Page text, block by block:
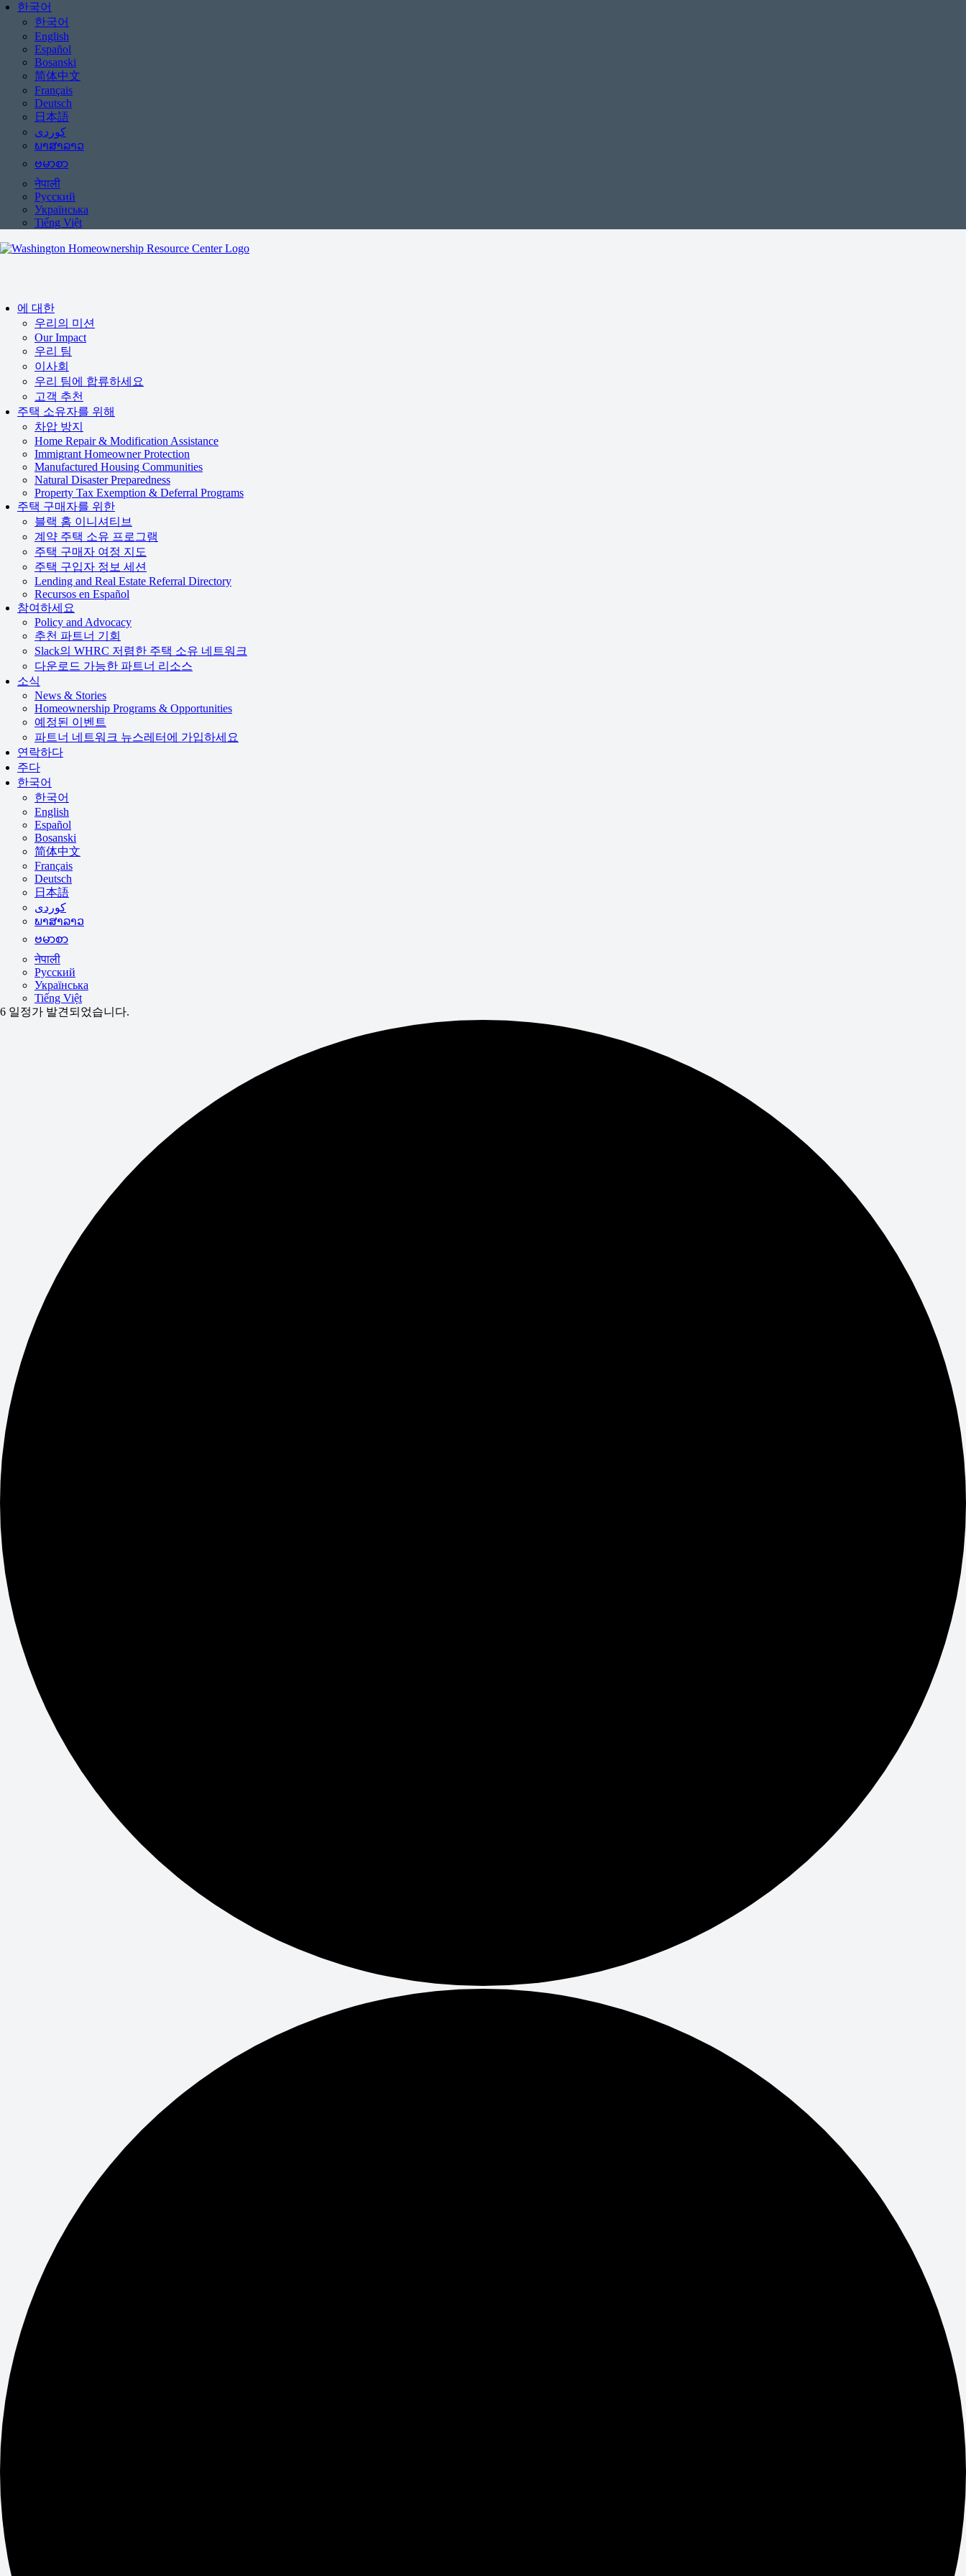
한국어
한국어
English
Español
Bosanski
简体中文
Français
Deutsch
日本語
ພາສາລາວ
ဗမာစာ
नेपाली
Русский
Українська
Tiếng Việt
에 대한
우리의 미션
Our Impact
우리 팀
이사회
우리 팀에 합류하세요
고객 추천
주택 소유자를 위해
차압 방지
Home Repair & Modification Assistance
Immigrant Homeowner Protection
Manufactured Housing Communities
Natural Disaster Preparedness
Property Tax Exemption & Deferral Programs
주택 구매자를 위한
블랙 홈 이니셔티브
계약 주택 소유 프로그램
주택 구매자 여정 지도
주택 구입자 정보 세션
Lending and Real Estate Referral Directory
Recursos en Español
참여하세요
Policy and Advocacy
추천 파트너 기회
Slack의 WHRC 저렴한 주택 소유 네트워크
다운로드 가능한 파트너 리소스
소식
News & Stories
Homeownership Programs & Opportunities
예정된 이벤트
파트너 네트워크 뉴스레터에 가입하세요
연락하다
주다
한국어
한국어
English
Español
Bosanski
简体中文
Français
Deutsch
日本語
ພາສາລາວ
ဗမာစာ
नेपाली
Русский
Українська
Tiếng Việt
6 일정가 발견되었습니다.